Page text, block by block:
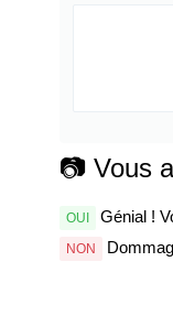
📷 Vous
OUI Génial !
NON